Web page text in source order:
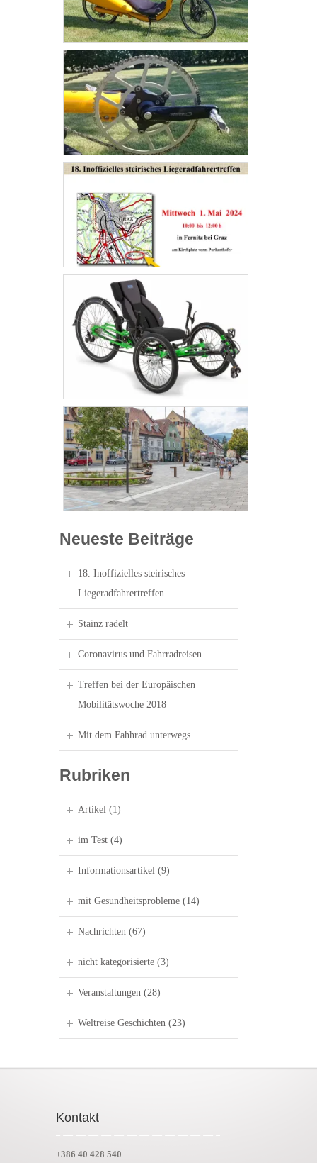
Neueste Beiträge
18. Inoffizielles steirisches
Liegeradfahrertreffen
Stainz radelt
Coronavirus und Fahrradreisen
Treffen bei der Europäischen
Mobilitätswoche 2018
Mit dem Fahhrad unterwegs
Rubriken
Artikel (1)
im Test (4)
Informationsartikel (9)
mit Gesundheitsprobleme (14)
Nachrichten (67)
nicht kategorisierte (3)
Veranstaltungen (28)
Weltreise Geschichten (23)
Kontakt
+386 40 428 540